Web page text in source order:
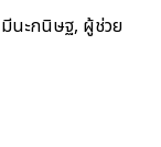
มีนะกนิษฐ, ผู้ช่วย